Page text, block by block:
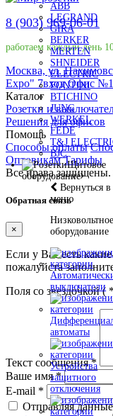
ABB
LEGRAND
GIRA
BERKER
MERTEN
SHNEIDER
ELECTRIC
FONTINI
BTICHINO
JUNG
WERKEL
FEDE
T&J
BJC
Щитовое
оборудование
Вернуться в
меню
Низковольтное
оборудование
выключатели
автоматы
Устройства
защитного
отключения
8 (903) 969-06-01
работаем каждый день
Москва, ул.
Expo" 7вход Офис
Каталог
Розетки и
Решения для офисов
Помощь
Способы оплаты
Оптовикам Тарифы
Все права защищены.
Обратная связь
×
Если у Вас есть
пожалуйста
Поля со звездочкой ( *
Текст сообщения*
Ваше имя*
E-mail *
Отправляя